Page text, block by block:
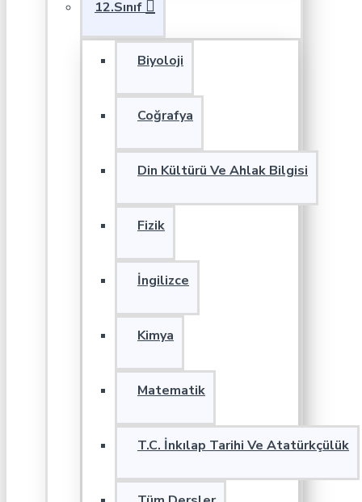
12.Sınıf
Biyoloji
Coğrafya
Din Kültürü Ve Ahlak Bilgisi
Fizik
İngilizce
Kimya
Matematik
T.C. İnkılap Tarihi Ve Atatürkçülük